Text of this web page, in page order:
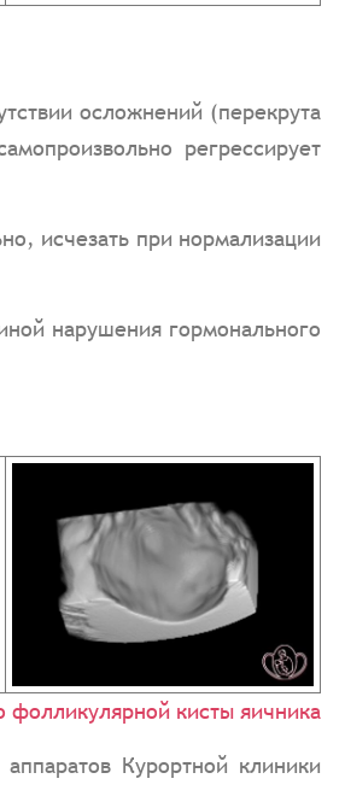
осложнений (перекрута
регрессирует
исчезать при нормализации
нарушения гормонального
фолликулярной кисты яичника
Курортной клиники